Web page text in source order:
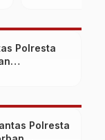
Polresta
Polresta